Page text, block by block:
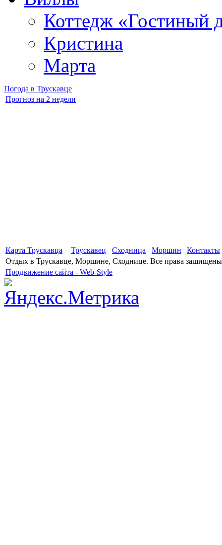
Коттедж «Гостиный
Кристина
Марта
Погода в Трускавце
Прогноз на 2 недели
Карта Трускавца Трускавец Сходница Моршин
Контакты
Отдых в Трускавце, Моршине, Сходнице. Все права
Продвижение сайта - Web-Style